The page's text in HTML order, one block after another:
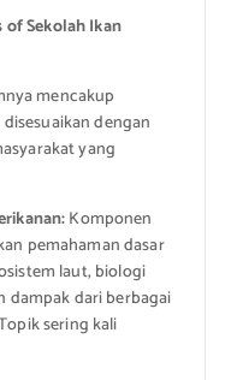
of Sekolah Ikan
mencakup
dengan
yang
Komponen
pemahaman dasar
laut, biologi
dampak dari berbagai
sering kali